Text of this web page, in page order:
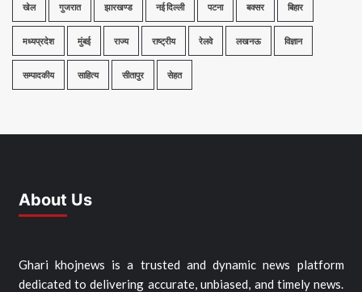
खेल गुजरात झारखण्ड नई दिल्ली पटना बक्सर बिहार
मध्यप्रदेश मुंबई राज्य राष्ट्रीय रेलवे लखनऊ विज्ञान
सम्पादकीय साहित्य सीतापुर सेहत
About Us
Ghari khojnews is a trusted and dynamic news platform
dedicated to delivering accurate, unbiased, and timely news.